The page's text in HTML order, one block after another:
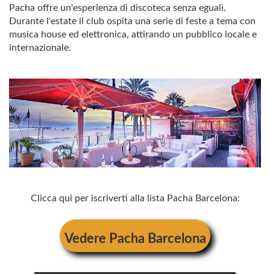
Pacha offre un'esperienza di discoteca senza eguali.
Durante l'estate il club ospita una serie di feste a tema con
musica house ed elettronica, attirando un pubblico locale e
internazionale.
Clicca qui per iscriverti alla lista Pacha Barcelona:
Vedere Pacha Barcelona